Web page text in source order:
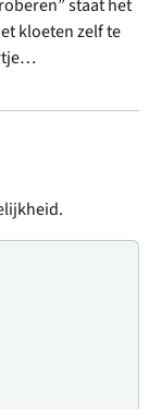
staat het
kloeten zelf te